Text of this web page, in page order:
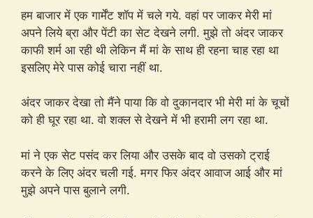
हम बाजार में एक गार्मेंट शॉप में चले गये. वहां पर जाकर मेरी मां
अपने लिये ब्रा और पेंटी का सेट देखने लगी. मुझे तो अंदर जाकर
काफी शर्म आ रही थी लेकिन मैं मां के साथ ही रहना चाह रहा था
इसलिए मेरे पास कोई चारा नहीं था.
अंदर जाकर देखा तो मैंने पाया कि वो दुकानदार भी मेरी मां के चूचों
को ही घूर रहा था. वो शक्ल से देखने में भी हरामी लग रहा था.
मां ने एक सेट पसंद कर लिया और उसके बाद वो उसको ट्राई
करने के लिए अंदर चली गई. मगर फिर अंदर आवाज आई और मां
मुझे अपने पास बुलाने लगी.